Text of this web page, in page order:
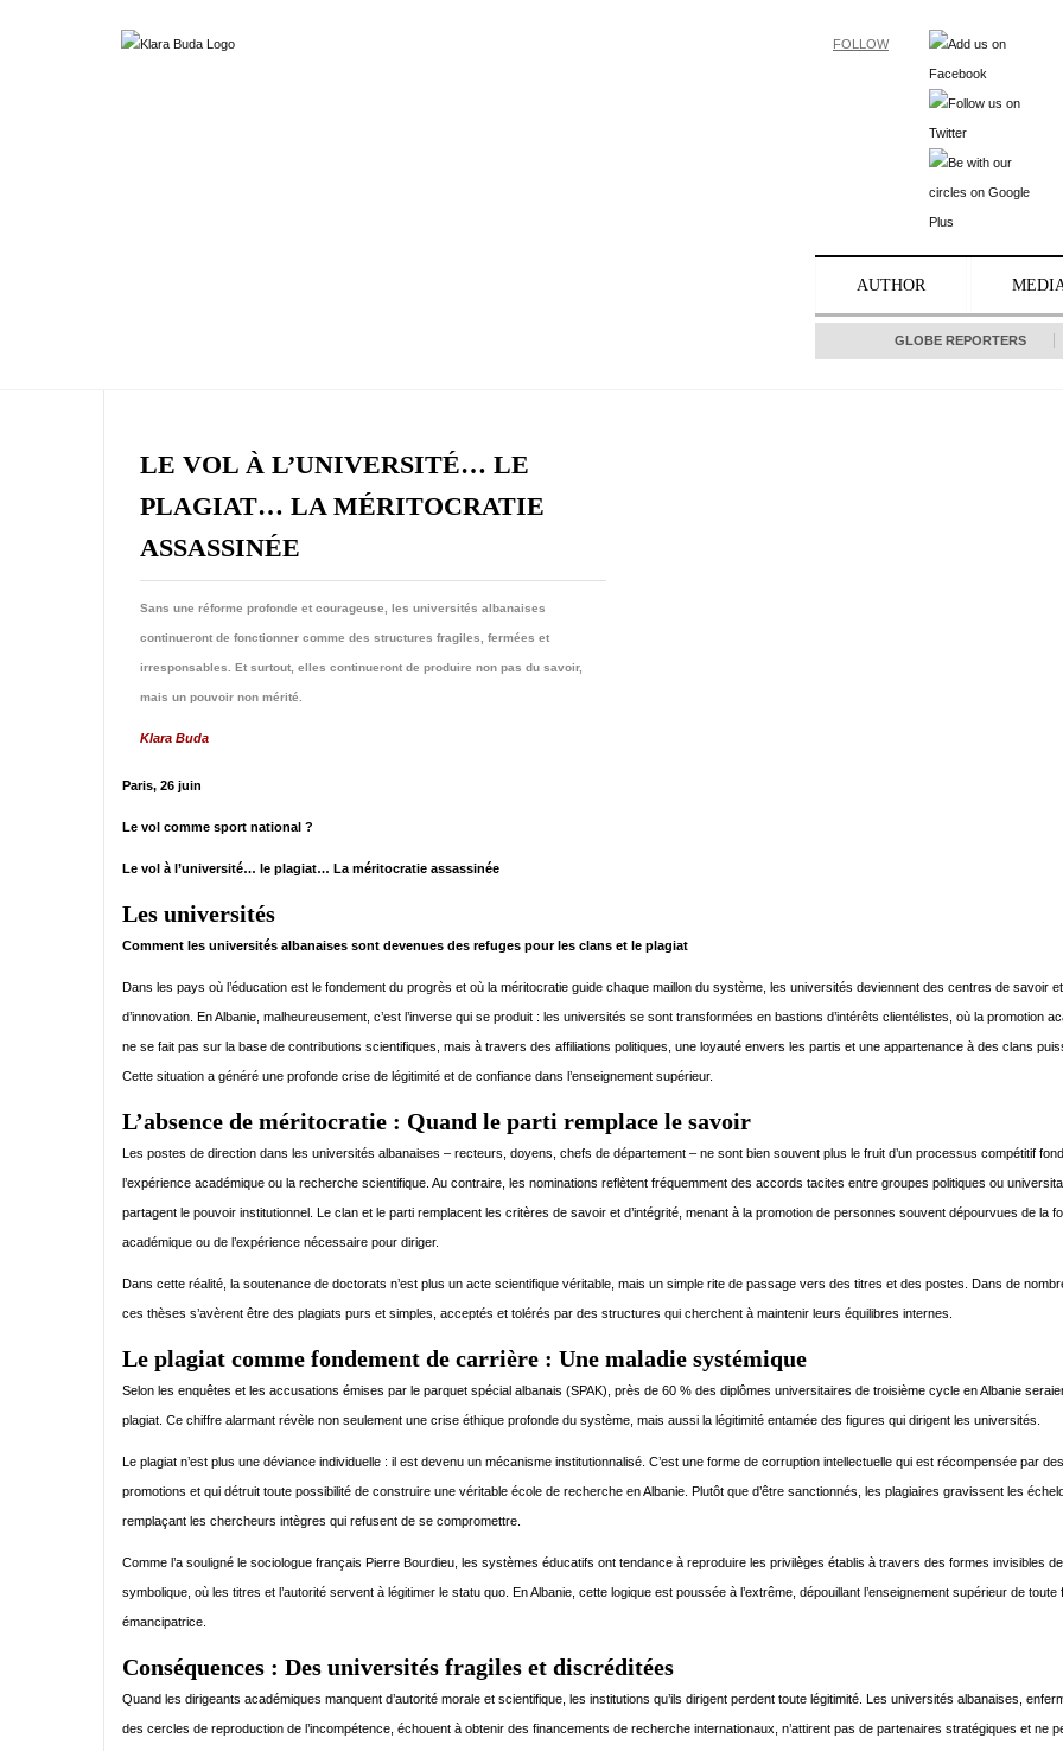
FOLLOW
AUTHOR
GLOBE REPORTERS
LE VOL À L’UNIVERSITÉ… LE
PLAGIAT… LA MÉRITOCRATIE
ASSASSINÉE
Sans une réforme profonde et courageuse, les universités albanaises
continueront de fonctionner comme des structures fragiles, fermées et
irresponsables. Et surtout, elles continueront de produire non pas du savoir,
mais un pouvoir non mérité.
Klara Buda
Paris, 26 juin
Le vol comme sport national ?
Le vol à l’université… le plagiat… La méritocratie assassinée
Les universités
Comment les universités albanaises sont devenues des refuges pour les clans et le plagiat
Dans les pays où l’éducation est le fondement du progrès et où la méritocratie guide chaque maillon du système, les universités deviennent des centres de savoir et
d’innovation. En Albanie, malheureusement, c’est l’inverse qui se produit : les universités se sont transformées en bastions d’intérêts clientélistes, où la promotion
ne se fait pas sur la base de contributions scientifiques, mais à travers des affiliations politiques, une loyauté envers les partis et une appartenance à des clans
Cette situation a généré une profonde crise de légitimité et de confiance dans l’enseignement supérieur.
L’absence de méritocratie : Quand le parti remplace le savoir
Les postes de direction dans les universités albanaises – recteurs, doyens, chefs de département – ne sont bien souvent plus le fruit d’un processus compétitif
l’expérience académique ou la recherche scientifique. Au contraire, les nominations reflètent fréquemment des accords tacites entre groupes politiques ou
partagent le pouvoir institutionnel. Le clan et le parti remplacent les critères de savoir et d’intégrité, menant à la promotion de personnes souvent dépourvues de la
académique ou de l’expérience nécessaire pour diriger.
Dans cette réalité, la soutenance de doctorats n’est plus un acte scientifique véritable, mais un simple rite de passage vers des titres et des postes. Dans de
ces thèses s’avèrent être des plagiats purs et simples, acceptés et tolérés par des structures qui cherchent à maintenir leurs équilibres internes.
Le plagiat comme fondement de carrière : Une maladie systémique
Selon les enquêtes et les accusations émises par le parquet spécial albanais (SPAK), près de 60 % des diplômes universitaires de troisième cycle en Albanie
plagiat. Ce chiffre alarmant révèle non seulement une crise éthique profonde du système, mais aussi la légitimité entamée des figures qui dirigent les universités.
Le plagiat n’est plus une déviance individuelle : il est devenu un mécanisme institutionnalisé. C’est une forme de corruption intellectuelle qui est récompensée par des
promotions et qui détruit toute possibilité de construire une véritable école de recherche en Albanie. Plutôt que d’être sanctionnés, les plagiaires gravissent les
remplaçant les chercheurs intègres qui refusent de se compromettre.
Comme l’a souligné le sociologue français Pierre Bourdieu, les systèmes éducatifs ont tendance à reproduire les privilèges établis à travers des formes invisibles
symbolique, où les titres et l’autorité servent à légitimer le statu quo. En Albanie, cette logique est poussée à l’extrême, dépouillant l’enseignement supérieur de toute
émancipatrice.
Conséquences : Des universités fragiles et discréditées
Quand les dirigeants académiques manquent d’autorité morale et scientifique, les institutions qu’ils dirigent perdent toute légitimité. Les universités albanaises,
des cercles de reproduction de l’incompétence, échouent à obtenir des financements de recherche internationaux, n’attirent pas de partenaires stratégiques et ne